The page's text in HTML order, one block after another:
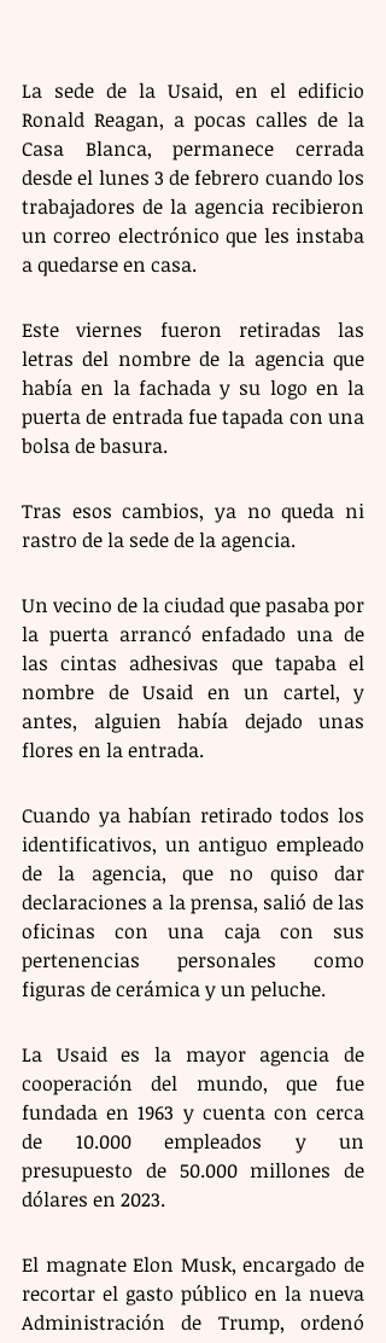
La sede de la Usaid, en el edificio
Ronald Reagan, a pocas calles de la
Casa Blanca, permanece cerrada
desde el lunes 3 de febrero cuando los
trabajadores de la agencia recibieron
un correo electrónico que les instaba
a quedarse en casa.
Este viernes fueron retiradas las
letras del nombre de la agencia que
había en la fachada y su logo en la
puerta de entrada fue tapada con una
bolsa de basura.
Tras esos cambios, ya no queda ni
rastro de la sede de la agencia.
Un vecino de la ciudad que pasaba por
la puerta arrancó enfadado una de
las cintas adhesivas que tapaba el
nombre de Usaid en un cartel, y
antes, alguien había dejado unas
flores en la entrada.
Cuando ya habían retirado todos los
identificativos, un antiguo empleado
de la agencia, que no quiso dar
declaraciones a la prensa, salió de las
oficinas con una caja con sus
pertenencias personales como
figuras de cerámica y un peluche.
La Usaid es la mayor agencia de
cooperación del mundo, que fue
fundada en 1963 y cuenta con cerca
de 10.000 empleados y un
presupuesto de 50.000 millones de
dólares en 2023.
El magnate Elon Musk, encargado de
recortar el gasto público en la nueva
Administración de Trump, ordenó